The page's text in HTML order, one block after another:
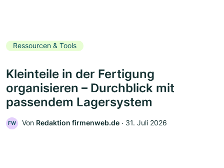
Ressourcen & Tools
Kleinteile in der Fertigung
organisieren – Durchblick mit
passendem Lagersystem
FW Von Redaktion firmenweb.de ‧ 31. Juli 2026